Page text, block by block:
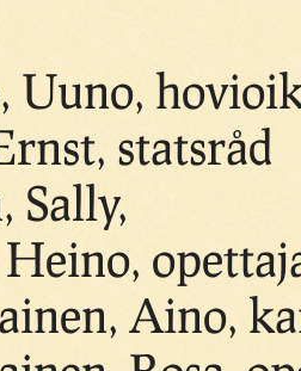
Uuno,
statsråd
Sally,
Aino,